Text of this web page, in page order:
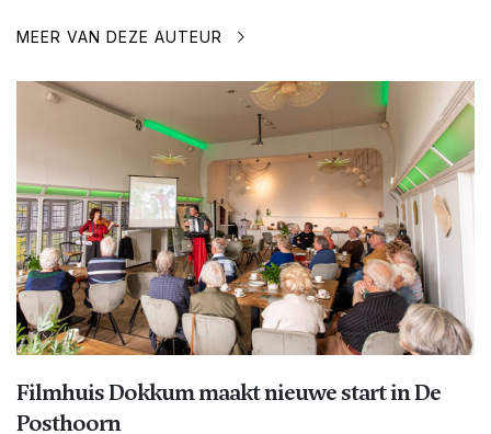
MEER VAN DEZE AUTEUR
Filmhuis Dokkum maakt nieuwe start in De
Posthoorn